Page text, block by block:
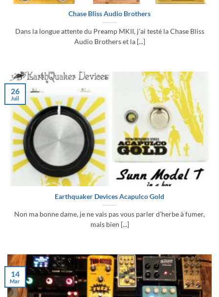
Chase Bliss Audio Brothers
Dans la longue attente du Preamp MKII, j’ai testé la Chase Bliss
Audio Brothers et la [...]
Earthquaker Devices Acapulco Gold
Non ma bonne dame, je ne vais pas vous parler d’herbe à fumer,
mais bien [...]
26
Juil
14
Mar